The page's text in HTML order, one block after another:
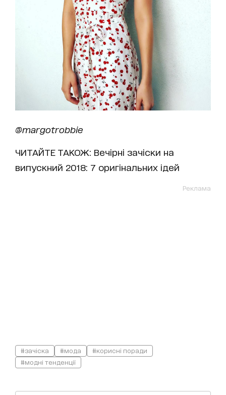
@margotrobbie
ЧИТАЙТЕ ТАКОЖ: Вечірні зачіски на
випускний 2018: 7 оригінальних ідей
Реклама
#зачіска #мода
#корисні поради
#модні тенденції